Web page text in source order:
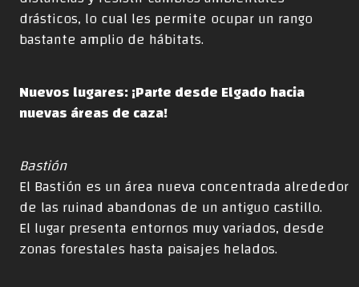
drásticos, lo cual les permite ocupar un rango
bastante amplio de hábitats.
Nuevos lugares: ¡Parte desde Elgado hacia
nuevas áreas de caza!
Bastión
El Bastión es un área nueva concentrada alrededor
de las ruinad abandonas de un antiguo castillo.
El lugar presenta entornos muy variados, desde
zonas forestales hasta paisajes helados.